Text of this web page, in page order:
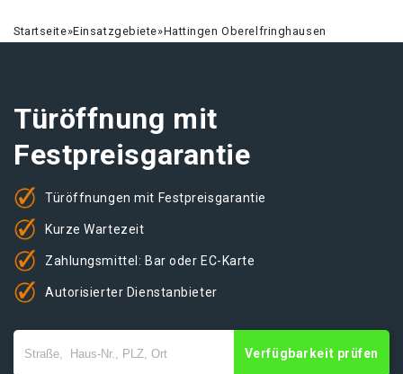
Startseite»Einsatzgebiete»Hattingen Oberelfringhausen
Türöffnung mit
Festpreisgarantie
Türöffnungen mit Festpreisgarantie
Kurze Wartezeit
Zahlungsmittel: Bar oder EC-Karte
Autorisierter Dienstanbieter
Verfügbarkeit prüfen